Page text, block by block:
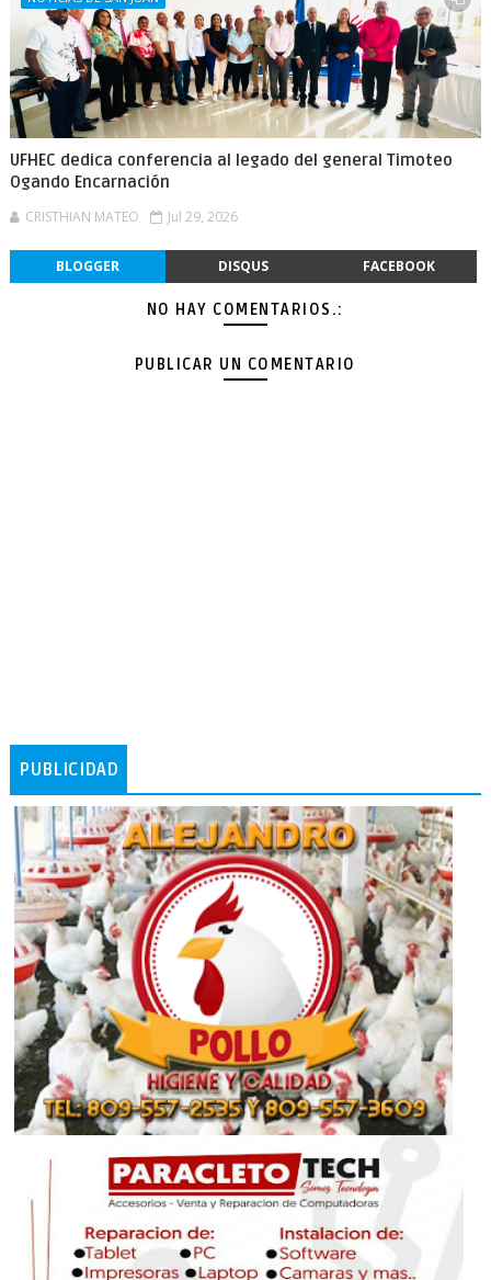
UFHEC dedica conferencia al legado del general Timoteo
Ogando Encarnación
CRISTHIAN MATEO Jul 29, 2026
BLOGGER DISQUS FACEBOOK
NO HAY COMENTARIOS.:
PUBLICAR UN COMENTARIO
PUBLICIDAD